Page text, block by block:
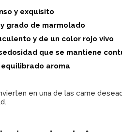
y exquisito
grado de marmolado
y de un color rojo vivo
que se mantiene
equilibrado aroma
en una de las carne